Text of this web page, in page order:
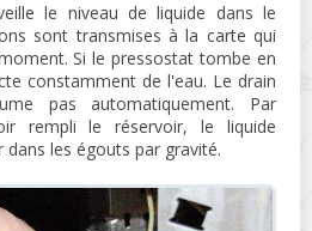
le niveau de liquide dans le
sont transmises à la carte qui
Si le pressostat tombe en
constamment de l'eau. Le drain
pas automatiquement. Par
rempli le réservoir, le liquide
les égouts par gravité.